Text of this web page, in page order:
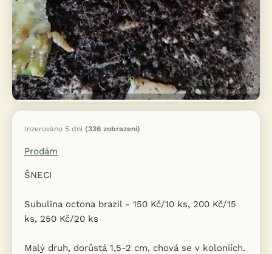
Inzerováno 5 dní (336 zobrazení)
Prodám
ŠNECI
Subulina octona brazil - 150 Kč/10 ks, 200 Kč/15
ks, 250 Kč/20 ks
Malý druh, dorůstá 1,5-2 cm, chová se v koloniích.